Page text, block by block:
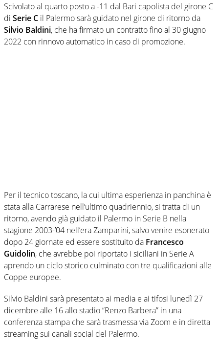
Scivolato al quarto posto a -11 dal Bari capolista del girone C
di Serie C il Palermo sarà guidato nel girone di ritorno da
Silvio Baldini, che ha firmato un contratto fino al 30 giugno
2022 con rinnovo automatico in caso di promozione.
Per il tecnico toscano, la cui ultima esperienza in panchina è
stata alla Carrarese nell’ultimo quadriennio, si tratta di un
ritorno, avendo già guidato il Palermo in Serie B nella
stagione 2003-’04 nell’era Zamparini, salvo venire esonerato
dopo 24 giornate ed essere sostituito da Francesco
Guidolin, che avrebbe poi riportato i siciliani in Serie A
aprendo un ciclo storico culminato con tre qualificazioni alle
Coppe europee.
Silvio Baldini sarà presentato ai media e ai tifosi lunedì 27
dicembre alle 16 allo stadio “Renzo Barbera” in una
conferenza stampa che sarà trasmessa via Zoom e in diretta
streaming sui canali social del Palermo.